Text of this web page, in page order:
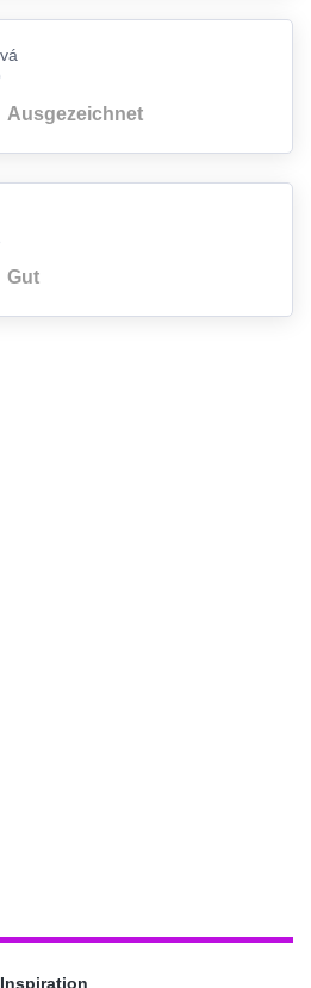
Ausgezeichnet
Gut
Inspiration